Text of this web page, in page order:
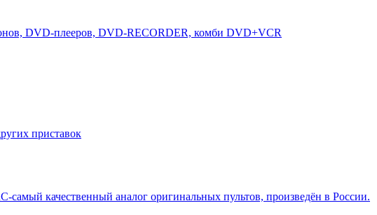
DVD-плееров, DVD-RECORDER, комби DVD+VCR
приставок
самый качественный аналог оригинальных пультов, произведён в России.